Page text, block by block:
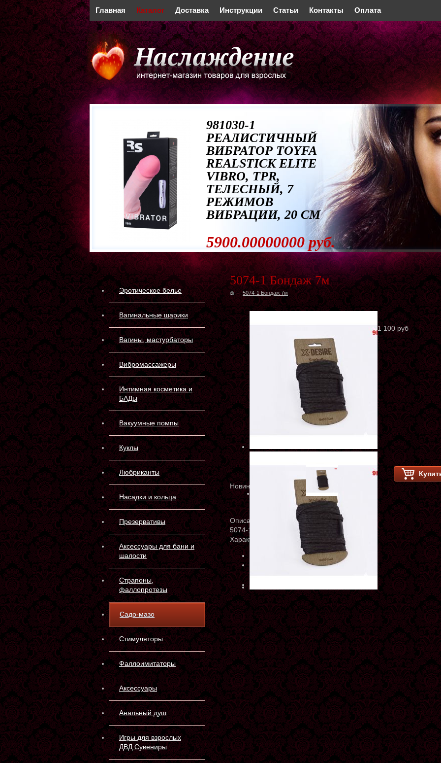
Главная Каталог Доставка Инструкции Статьи Контакты Оплата
981030-1
РЕАЛИСТИЧНЫЙ
ВИБРАТОР TOYFA
REALSTICK ELITE
VIBRO, TPR,
ТЕЛЕСНЫЙ, 7
РЕЖИМОВ
ВИБРАЦИИ, 20 СМ
5900.00000000 руб.
Эротическое белье
Вагинальные шарики
Вагины, мастурбаторы
Вибромассажеры
Интимная косметика и
БАДы
Вакуумные помпы
Куклы
Любриканты
Насадки и кольца
Презервативы
Аксессуары для бани и
шалости
Страпоны,
фаллопротезы
Садо-мазо
Стимуляторы
Фаллоимитаторы
Аксессуары
Анальный душ
Игры для взрослых
ДВД Сувениры
5074-1 Бондаж 7м
—5074-1 Бондаж 7м
Новинка
1 100 руб
Описание
5074-1 Бондаж 7м
Характеристики
Россия